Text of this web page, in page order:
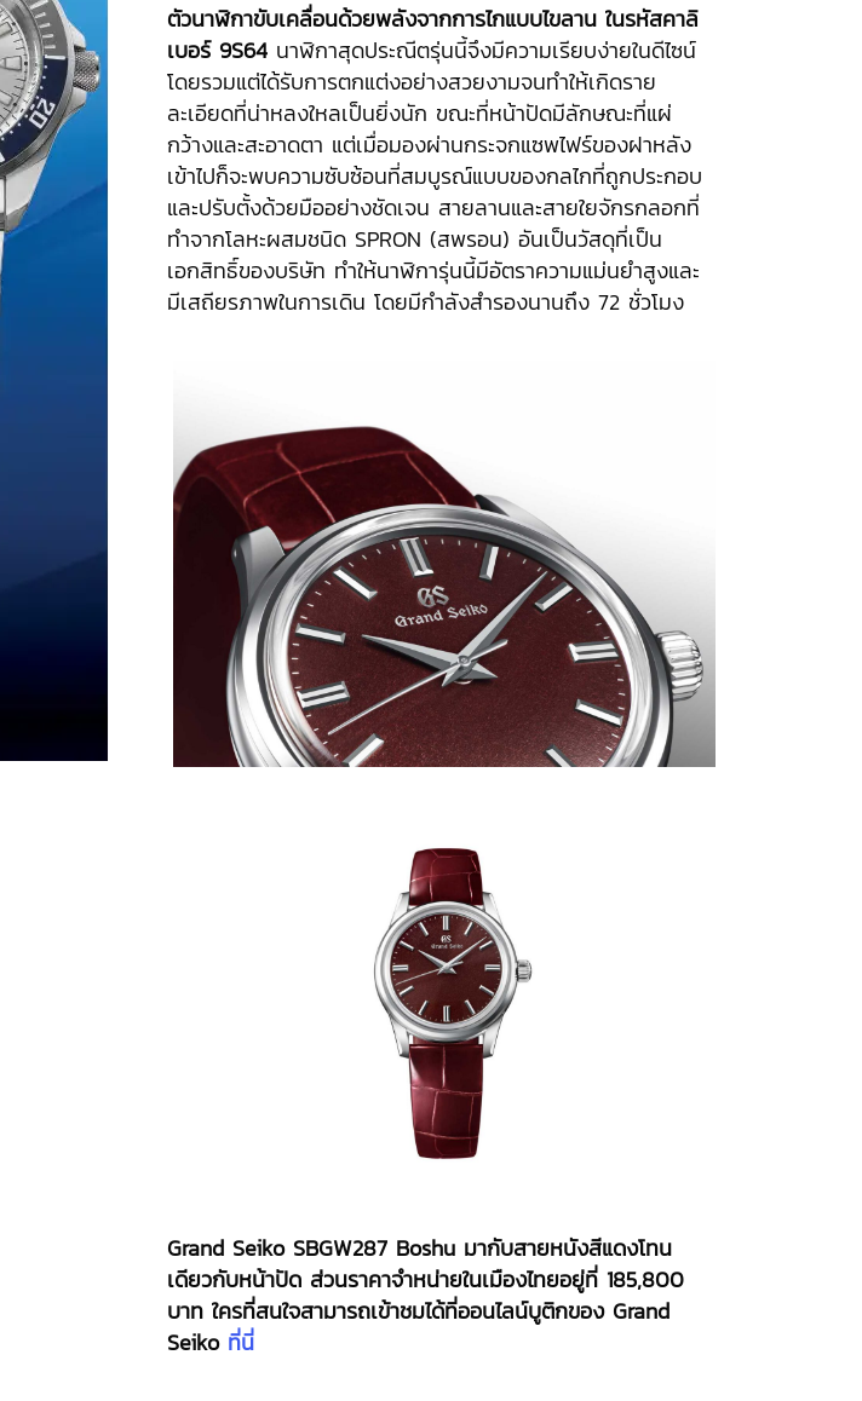
ตัวนาฬิกาขับเคลื่อนด้วยพลังจากการไกแบบไขลาน ในรหัสคาลิ
เบอร์ 9S64 นาฬิกาสุดประณีตรุ่นนี้จึงมีความเรียบง่ายในดีไซน์
โดยรวมแต่ได้รับการตกแต่งอย่างสวยงามจนทำให้เกิดราย
ละเอียดที่น่าหลงใหลเป็นยิ่งนัก ขณะที่หน้าปัดมีลักษณะที่แผ่
กว้างและสะอาดตา แต่เมื่อมองผ่านกระจกแซพไฟร์ของฝาหลัง
เข้าไปก็จะพบความซับซ้อนที่สมบูรณ์แบบของกลไกที่ถูกประกอบ
และปรับตั้งด้วยมืออย่างชัดเจน สายลานและสายใยจักรกลอกที่
ทำจากโลหะผสมชนิด SPRON (สพรอน) อันเป็นวัสดุที่เป็น
เอกสิทธิ์ของบริษัท ทำให้นาฬิการุ่นนี้มีอัตราความแม่นยำสูงและ
มีเสถียรภาพในการเดิน โดยมีกำลังสำรองนานถึง 72 ชั่วโมง
Grand Seiko SBGW287 Boshu มากับสายหนังสีแดงโทน
เดียวกับหน้าปัด ส่วนราคาจำหน่ายในเมืองไทยอยู่ที่ 185,800
บาท ใครที่สนใจสามารถเข้าชมได้ที่ออนไลน์บูติกของ Grand
Seiko ที่นี่